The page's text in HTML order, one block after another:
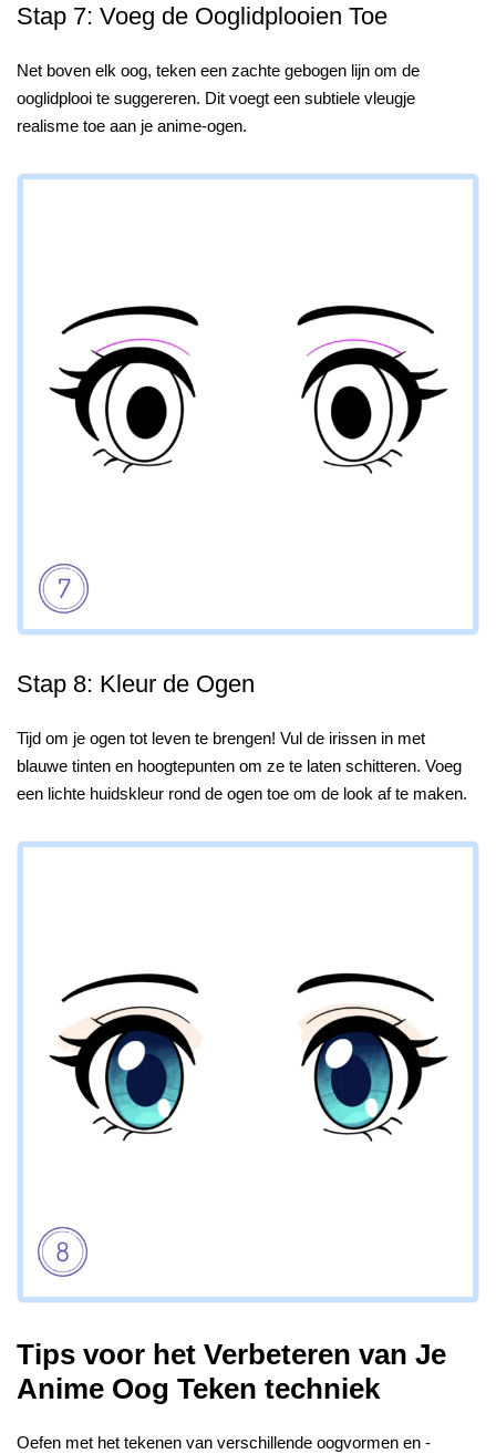
Stap 7: Voeg de Ooglidplooien Toe
Net boven elk oog, teken een zachte gebogen lijn om de
ooglidplooi te suggereren. Dit voegt een subtiele vleugje
realisme toe aan je anime-ogen.
Stap 8: Kleur de Ogen
Tijd om je ogen tot leven te brengen! Vul de irissen in met
blauwe tinten en hoogtepunten om ze te laten schitteren. Voeg
een lichte huidskleur rond de ogen toe om de look af te maken.
Tips voor het Verbeteren van Je
Anime Oog Teken techniek
Oefen met het tekenen van verschillende oogvormen en -